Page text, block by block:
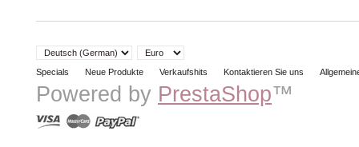
Specials Neue Produkte Verkaufshits Kontaktieren Sie uns
Powered by PrestaShop™